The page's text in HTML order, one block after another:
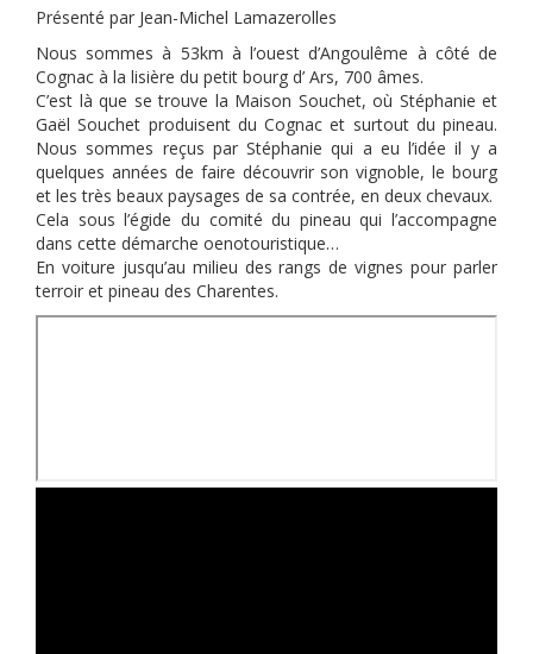
Présenté par Jean-Michel Lamazerolles
Nous sommes à 53km à l’ouest d’Angoulême à côté de
Cognac à la lisière du petit bourg d’ Ars, 700 âmes.
C’est là que se trouve la Maison Souchet, où Stéphanie et
Gaël Souchet produisent du Cognac et surtout du pineau.
Nous sommes reçus par Stéphanie qui a eu l’idée il y a
quelques années de faire découvrir son vignoble, le bourg
et les très beaux paysages de sa contrée, en deux chevaux.
Cela sous l’égide du comité du pineau qui l’accompagne
dans cette démarche oenotouristique…
En voiture jusqu’au milieu des rangs de vignes pour parler
terroir et pineau des Charentes.